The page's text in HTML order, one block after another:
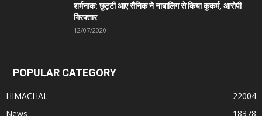
शर्मनाक: छुट्टी आए सैनिक ने नाबालिग से किया कुकर्म, आरोपी
गिरफ्तार
12/07/2020
POPULAR CATEGORY
HIMACHAL
22004
News
18378